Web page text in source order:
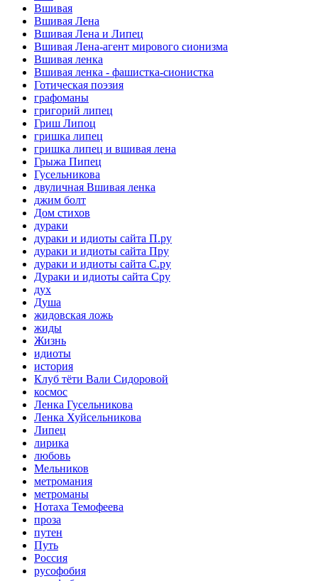
Вшивая
Вшивая Лена
Вшивая Лена и Липец
Вшивая Лена-агент мирового сионизма
Вшивая ленка
Вшивая ленка - фашистка-сионистка
Готическая поэзия
графоманы
григорий липец
Гриш Липоц
гришка липец
гришка липец и вшивая лена
Грыжа Пипец
Гусельникова
двуличная Вшивая ленка
джим болт
Дом стихов
дураки
дураки и идиоты сайта П.ру
дураки и идиоты сайта Пру
дураки и идиоты сайта С.ру
Дураки и идиоты сайта Сру
дух
Душа
жидовская ложь
жиды
Жизнь
идиоты
история
Клуб тёти Вали Сидоровой
космос
Ленка Гусельникова
Ленка Хуйсельникова
Липец
лирика
любовь
Мельников
метромания
метроманы
Нотаха Темофеева
проза
путен
Путь
Россия
русофобия